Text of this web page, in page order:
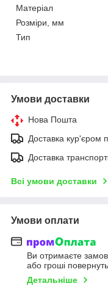
Матеріал
Розміри, мм
Тип
Умови доставки
Нова Пошта
Доставка кур'єром
Доставка
Всі умови доставки
Умови оплати
Ви отримаєте
або гроші
Детальніше